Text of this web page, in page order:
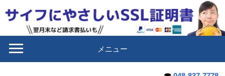
メニュー